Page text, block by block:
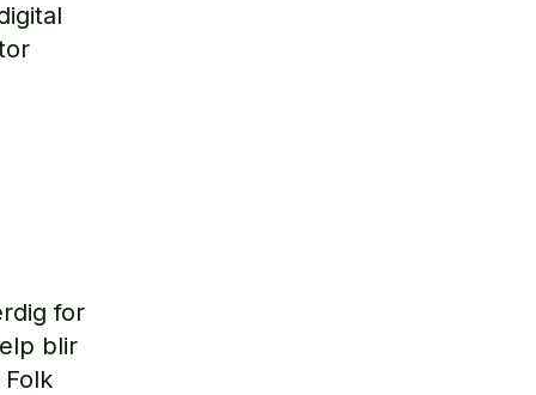
for
blir